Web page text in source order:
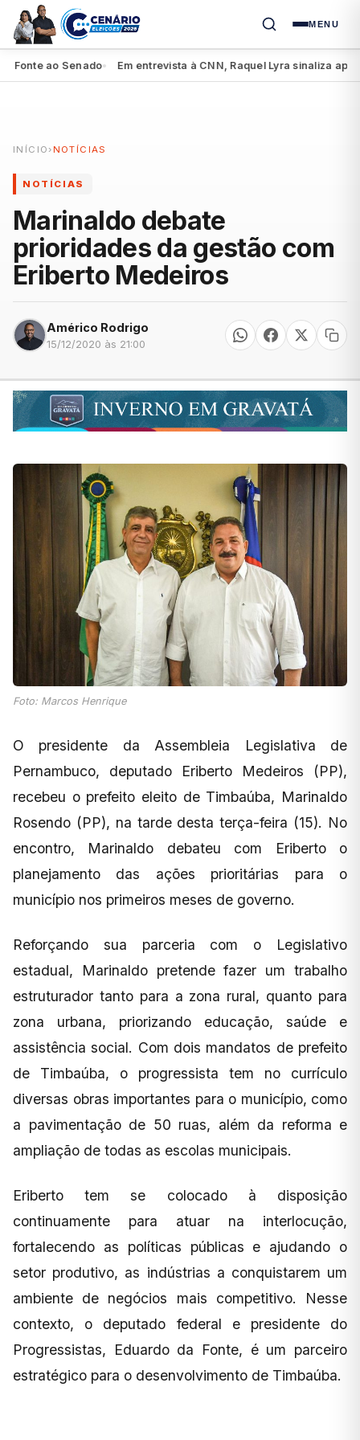
MENU
ao Senado● Em entrevista à CNN, Raquel Lyra sinaliza apoio a
INÍCIO › NOTÍCIAS
NOTÍCIAS
Marinaldo debate
prioridades da gestão com
Eriberto Medeiros
Américo Rodrigo
15/12/2020 às 21:00
Foto: Marcos Henrique
O presidente da Assembleia Legislativa de
Pernambuco, deputado Eriberto Medeiros (PP),
recebeu o prefeito eleito de Timbaúba, Marinaldo
Rosendo (PP), na tarde desta terça-feira (15). No
encontro, Marinaldo debateu com Eriberto o
planejamento das ações prioritárias para o
município nos primeiros meses de governo.
Reforçando sua parceria com o Legislativo
estadual, Marinaldo pretende fazer um trabalho
estruturador tanto para a zona rural, quanto para
zona urbana, priorizando educação, saúde e
assistência social. Com dois mandatos de prefeito
de Timbaúba, o progressista tem no currículo
diversas obras importantes para o município, como
a pavimentação de 50 ruas, além da reforma e
ampliação de todas as escolas municipais.
Eriberto tem se colocado à disposição
continuamente para atuar na interlocução,
fortalecendo as políticas públicas e ajudando o
setor produtivo, as indústrias a conquistarem um
ambiente de negócios mais competitivo. Nesse
contexto, o deputado federal e presidente do
Progressistas, Eduardo da Fonte, é um parceiro
estratégico para o desenvolvimento de Timbaúba.